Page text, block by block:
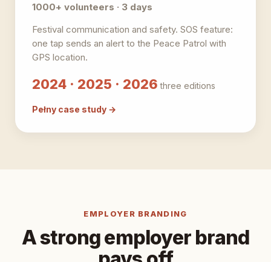
1000+ volunteers · 3 days
Festival communication and safety. SOS feature:
one tap sends an alert to the Peace Patrol with
GPS location.
2024 · 2025 · 2026 three editions
Pełny case study →
EMPLOYER BRANDING
A strong employer brand